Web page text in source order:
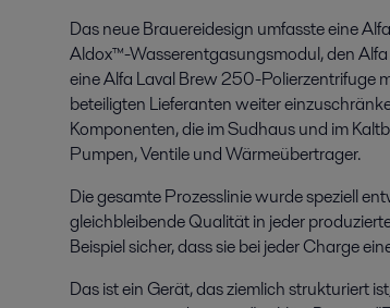
Das neue Brauereidesign umfasste eine
Aldox™-Wasserentgasungsmodul, den
eine Alfa Laval Brew 250-Polierzentrifuge
beteiligten Lieferanten weiter
Komponenten, die im Sudhaus und im
Pumpen, Ventile und Wärmeübertrager.
Die gesamte Prozesslinie wurde speziell
gleichbleibende Qualität in jeder
Beispiel sicher, dass sie bei jeder Charge
Das ist ein Gerät, das ziemlich strukturiert